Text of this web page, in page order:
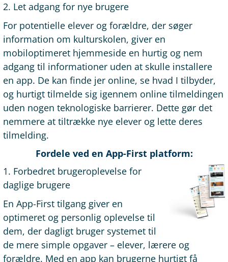
2. Let adgang for nye brugere
For potentielle elever og forældre, der søger
information om kulturskolen, giver en
mobiloptimeret hjemmeside en hurtig og nem
adgang til informationer uden at skulle installere
en app. De kan finde jer online, se hvad I tilbyder,
og hurtigt tilmelde sig igennem online tilmeldingen
uden nogen teknologiske barrierer. Dette gør det
nemmere at tiltrække nye elever og lette deres
tilmelding.
Fordele ved en App-First platform:
1. Forbedret brugeroplevelse for
daglige brugere
En App-First tilgang giver en
optimeret og personlig oplevelse til
dem, der dagligt bruger systemet til
de mere simple opgaver – elever, lærere og
forældre. Med en app kan brugerne hurtigt få